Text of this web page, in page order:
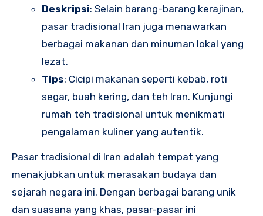
Deskripsi: Selain barang-barang kerajinan,
pasar tradisional Iran juga menawarkan
berbagai makanan dan minuman lokal yang
lezat.
Tips: Cicipi makanan seperti kebab, roti
segar, buah kering, dan teh Iran. Kunjungi
rumah teh tradisional untuk menikmati
pengalaman kuliner yang autentik.
Pasar tradisional di Iran adalah tempat yang
menakjubkan untuk merasakan budaya dan
sejarah negara ini. Dengan berbagai barang unik
dan suasana yang khas, pasar-pasar ini